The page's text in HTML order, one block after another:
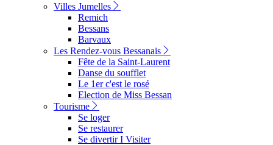
Villes Jumelles
Remich
Bessans
Barvaux
Les Rendez-vous Bessanais
Fête de la Saint-Laurent
Danse du soufflet
Le 1er c'est le rosé
Election de Miss Bessan
Tourisme
Se loger
Se restaurer
Se divertir I Visiter